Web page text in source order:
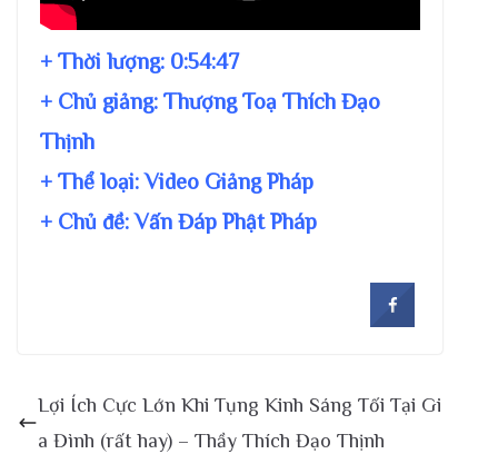
+ Thời lượng: 0:54:47
+ Chủ giảng: Thượng Toạ Thích Đạo
Thịnh
+ Thể loại: Video Giảng Pháp
+ Chủ đề:Vấn Đáp Phật Pháp
Lợi Ích Cực Lớn Khi Tụng Kinh Sáng Tối Tại Gi
a Đình (rất hay) – Thầy Thích Đạo Thịnh